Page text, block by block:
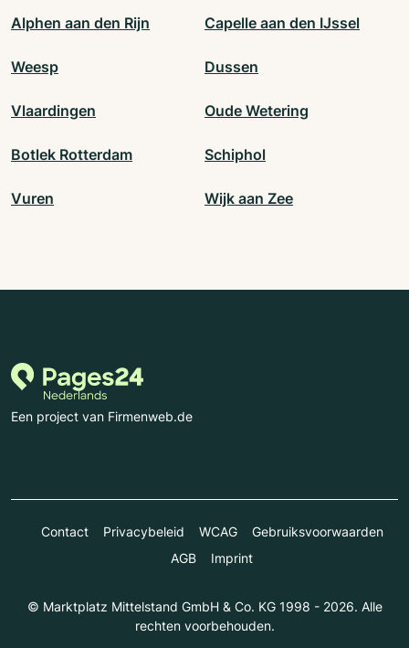
Alphen aan den Rijn Capelle aan den IJssel
Weesp Dussen
Vlaardingen Oude Wetering
Botlek Rotterdam Schiphol
Vuren Wijk aan Zee
Een project van Firmenweb.de
Contact Privacybeleid WCAG
Gebruiksvoorwaarden
AGB
Imprint
© Marktplatz Mittelstand GmbH & Co. KG 1998 - 2026. Alle
rechten voorbehouden.